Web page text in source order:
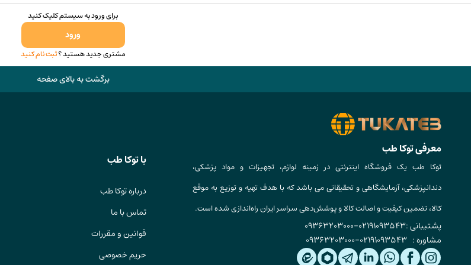
برای ورود به سیستم کلیک کنید
ورود
مشتری جدید هستید ؟ثبت نام کنید
برگشت به بالای صفحه
معرفی توکا طب
توکا طب یک فروشگاه اینترنتی در زمینه لوازم، تجهیزات و مواد پزشکی،
دندانپزشکی، آزمایشگاهی و تحقیقاتی می باشد که با هدف تهیه و توزیع به موقع
کالا، تضمین کیفیت و اصالت کالا و پوشش‌دهی سراسر ایران راه‌اندازی شده است.
پشتیبانی :02191093543
-
09363203000
مشاوره : 02191093543
-
09363203000
با توکا طب
درباره توکا طب
تماس با ما
قوانین و مقررات
حریم خصوصی